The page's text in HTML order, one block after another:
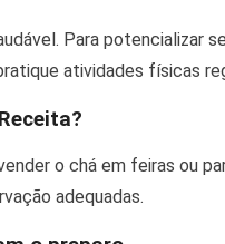
Para potencializar
atividades físicas
o chá em feiras ou
adequadas.